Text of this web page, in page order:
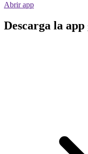
Abrir app
Descarga la